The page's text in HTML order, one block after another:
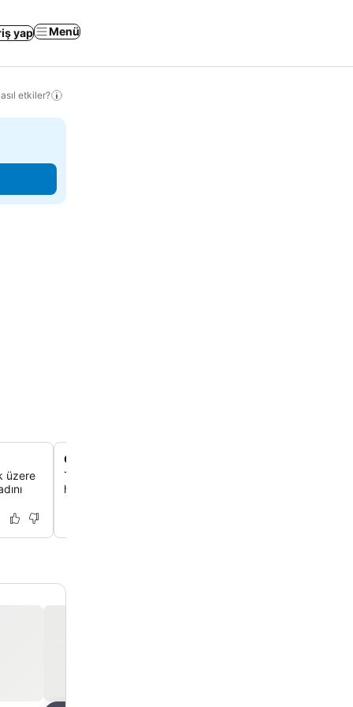
yap Menü
etkiler?
üzere
On sekizinci yüzyıldan kalma otel bünyesinde kilise
Tesisin dini mirasını yansıtan ve şimdi eşsiz bir toplantı
hizmet veren özel tarihi şapelini keşfedebilirsin.